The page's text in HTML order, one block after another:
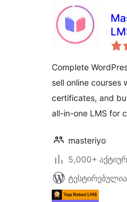
Complete
sell online courses
certificates, and
all-in-one LMS for
masteriyo
5,000+